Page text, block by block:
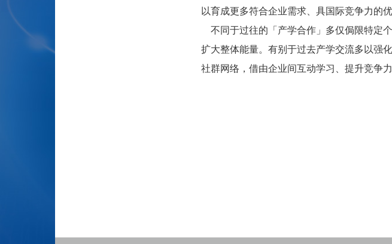
以育成更多符合企业需求、具国际竞争力的优
不同于过往的「产学合作」多仅侷限特定
扩大整体能量。有别于过去产学交流多以强
社群网络，借由企业间互动学习、提升竞争